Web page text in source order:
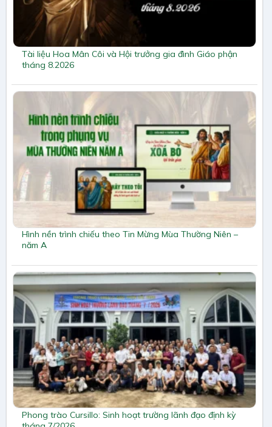
Tài liệu Hoa Mân Côi và Hội trưởng gia đình Giáo phận
tháng 8.2026
Hình nền trình chiếu theo Tin Mừng Mùa Thường Niên –
năm A
Phong trào Cursillo: Sinh hoạt trường lãnh đạo định kỳ